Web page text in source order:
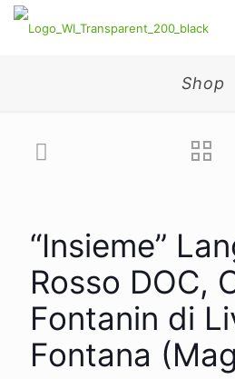
Shop
“Insieme”
Rosso DOC,
Fontanin di
Fontana